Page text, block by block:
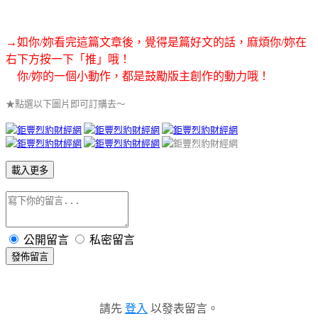
→如你/妳看完這篇文章後，覺得是篇好文的話，麻煩你/妳在
右下方按一下「推」哦！
你/妳的一個小動作，都是鼓勵版主創作的動力哦！
★點選以下圖片即可訂購去～
載入更多
公開留言 私密留言
發佈留言
請先 登入 以發表留言。